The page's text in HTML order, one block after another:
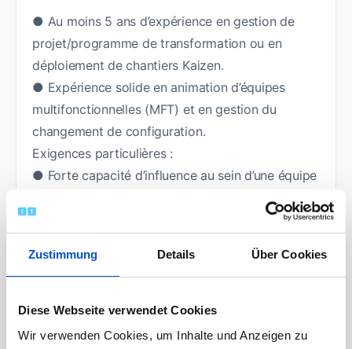
Zustimmung Details Über Cookies
Diese Webseite verwendet Cookies
Wir verwenden Cookies, um Inhalte und Anzeigen zu
● Au moins 5 ans d’expérience en gestion de
projet/programme de transformation ou en
déploiement de chantiers Kaizen.
● Expérience solide en animation d’équipes
multifonctionnelles (MFT) et en gestion du
changement de configuration.
Exigences particulières :
● Forte capacité d’influence au sein d’une équipe
multifonctionnelle (leadership d’influence, sans
lien hiérarchique).
gestion des priorités et forte aptitude à
comités directeurs.
● Bilinguisme français-anglais, avec un niveau